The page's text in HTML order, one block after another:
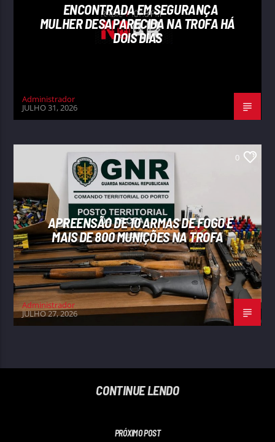
ENCONTRADA EM SEGURANÇA
MULHER DESAPARECIDA NA TROFA HÁ
DOIS DIAS
Administrador
JULHO 31, 2026
0
APREENSÃO DE 10 ARMAS DE FOGO E
MAIS DE 800 MUNIÇÕES NA TROFA
Administrador
JULHO 27, 2026
CONTINUE LENDO
PRÓXIMO POST